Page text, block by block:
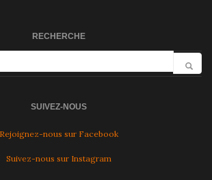
RECHERCHE
SUIVEZ-NOUS
Rejoignez-nous sur Facebook
Suivez-nous sur Instagram